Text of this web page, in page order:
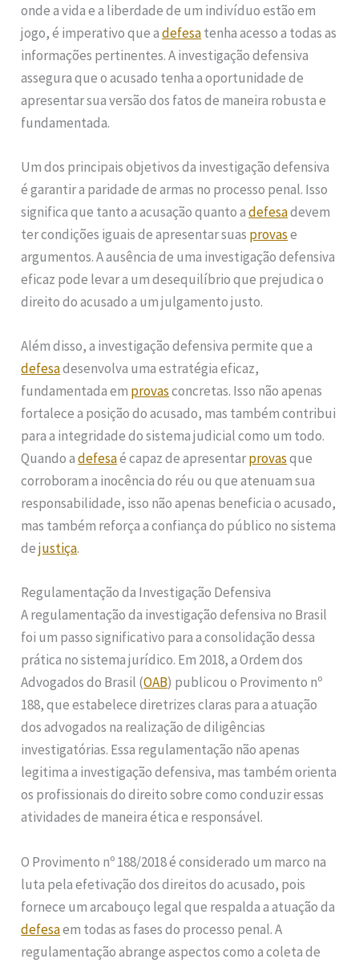
onde a vida e a liberdade de um indivíduo estão em
jogo, é imperativo que adefesatenha acesso a todas as
informações pertinentes. A investigação defensiva
assegura que o acusado tenha a oportunidade de
apresentar sua versão dos fatos de maneira robusta e
fundamentada.
Um dos principais objetivos da investigação defensiva
é garantir a paridade de armas no processo penal. Isso
significa que tanto a acusação quanto adefesadevem
ter condições iguais de apresentar suas provase
argumentos. A ausência de uma investigação defensiva
eficaz pode levar a um desequilíbrio que prejudica o
direito do acusado a um julgamento justo.
Além disso, a investigação defensiva permite que a
defesadesenvolva uma estratégia eficaz,
fundamentada em provasconcretas. Isso não apenas
fortalece a posição do acusado, mas também contribui
para a integridade do sistema judicial como um todo.
Quando adefesaé capaz de apresentarprovasque
corroboram a inocência do réu ou que atenuam sua
responsabilidade, isso não apenas beneficia o acusado,
mas também reforça a confiança do público no sistema
dejustiça.
Regulamentação da Investigação Defensiva
A regulamentação da investigação defensiva no Brasil
foi um passo significativo para a consolidação dessa
prática no sistema jurídico. Em 2018, a Ordem dos
Advogados do Brasil (OAB) publicou o Provimento nº
188, que estabelece diretrizes claras para a atuação
dos advogados na realização de diligências
investigatórias. Essa regulamentação não apenas
legitima a investigação defensiva, mas também orienta
os profissionais do direito sobre como conduzir essas
atividades de maneira ética e responsável.
O Provimento nº 188/2018 é considerado um marco na
luta pela efetivação dos direitos do acusado, pois
fornece um arcabouço legal que respalda a atuação da
defesaem todas as fases do processo penal. A
regulamentação abrange aspectos como a coleta de